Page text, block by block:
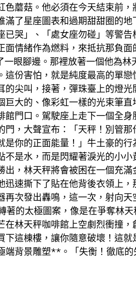
色蘑菇。他必須在今天結束前，
了星座圖表和過期甜甜圈的
哭」、「處女座勿碰」等警告
情緒作為燃料，來抵抗那負面
眼腳邊。那裡放著一個他為林
份害怕，就是純度最高的單戀
尖叫，接著，彈珠臺上的燈
大的、像彩虹一樣的光束筆
門口。駕駛座上走下一個全身
門，大聲宣布：「天秤！別管那
你的正面能量！」牛土豪的行
是水，而是閃耀著淚光的小
，林天秤將會被困在一個充
速撕下了貼在他背後衣領上，
次發出轟鳴，這一次，射向天
的太極圖案，像是在爭奪林
在林天秤咖啡館上空劇烈衝撞
這棟樓，讓你隨意破壞！這就
端背景雕塑**。「失衡！徹底